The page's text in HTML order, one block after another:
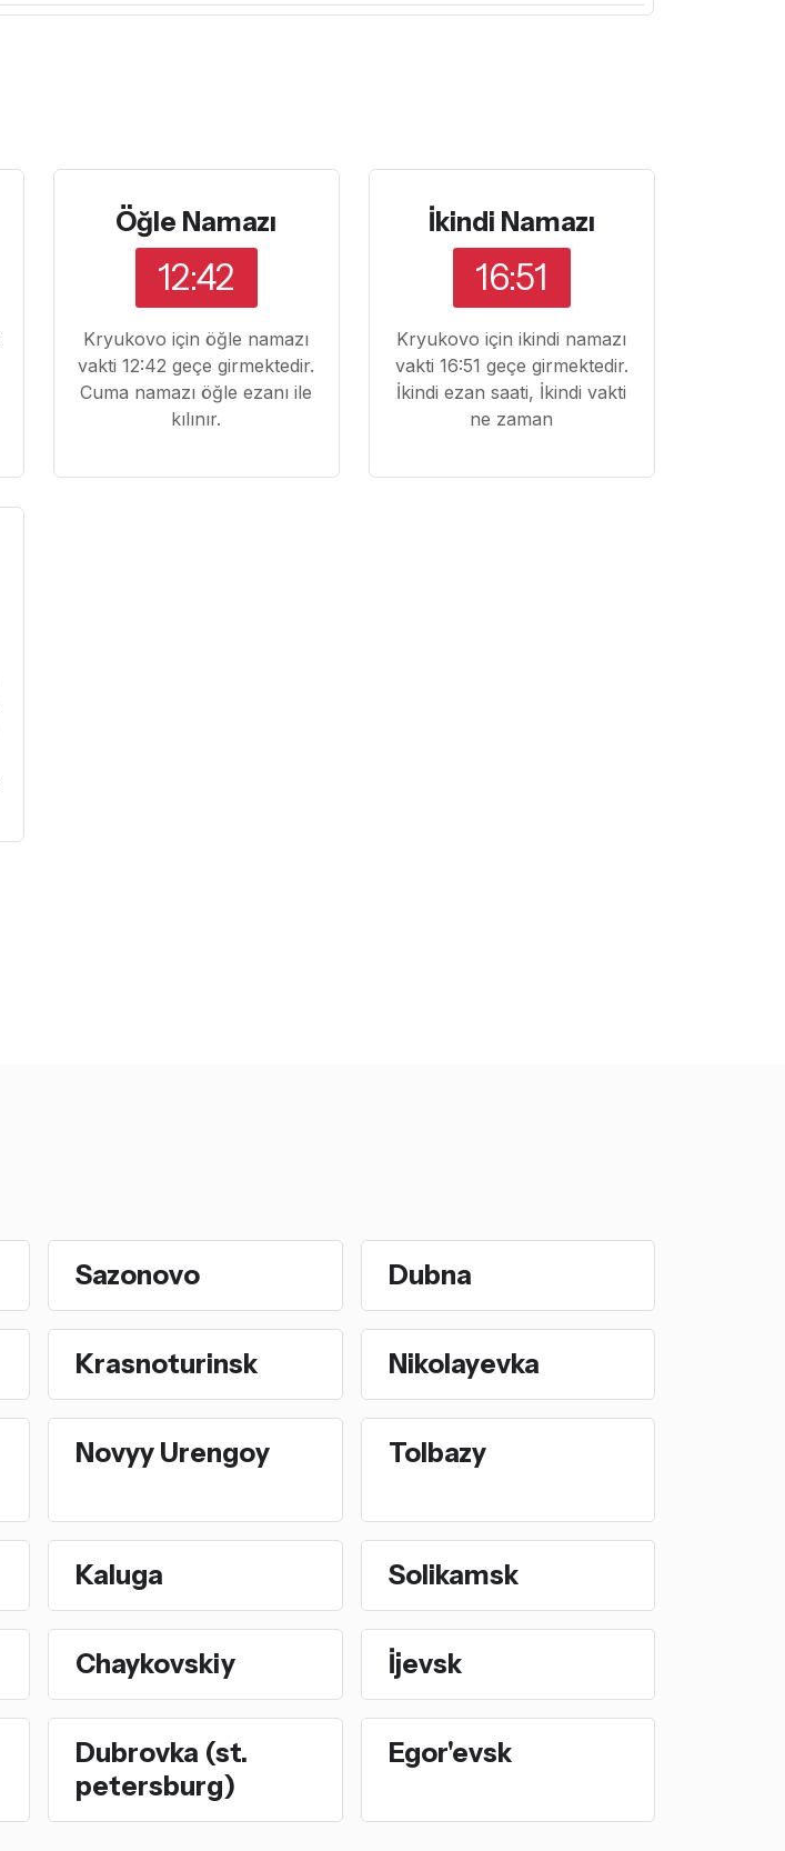
Öğle Namazı
12:42
Kryukovo için öğle namazı
vakti 12:42 geçe girmektedir.
Cuma namazı öğle ezanı ile
kılınır.
İkindi Namazı
16:51
Kryukovo için ikindi namazı
vakti 16:51 geçe girmektedir.
İkindi ezan saati, İkindi vakti
ne zaman
Sazonovo Dubna
Krasnoturinsk Nikolayevka
Novyy Urengoy Tolbazy
Kaluga Solikamsk
Chaykovskiy İjevsk
Dubrovka (st.
petersburg)
Egor'evsk